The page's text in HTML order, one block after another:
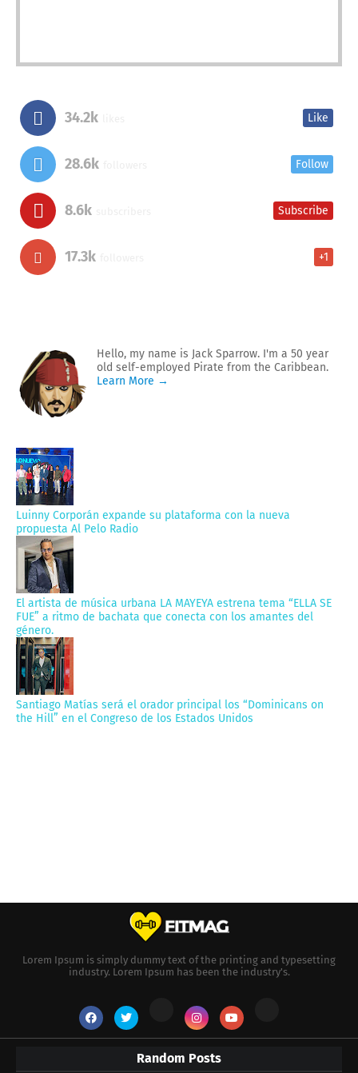
34.2k Like
28.6k Follow
8.6k Subscribe
17.3k +1
Hello, my name is Jack Sparrow. I'm a 50 year
old self-employed Pirate from the Caribbean.
Learn More →
Luinny Corporán expande su plataforma con la nueva
propuesta Al Pelo Radio
El artista de música urbana LA MAYEYA estrena tema “ELLA SE
FUE” a ritmo de bachata que conecta con los amantes del
género.
Santiago Matías será el orador principal los “Dominicans on
the Hill” en el Congreso de los Estados Unidos
Lorem Ipsum is simply dummy text of the printing and typesetting
industry. Lorem Ipsum has been the industry's.
Random Posts